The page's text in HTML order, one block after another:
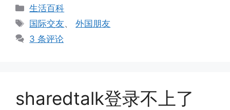
分
类
生活百科
标
签
国际交友、外国朋友
3 条评论
sharedtalk登录不上了